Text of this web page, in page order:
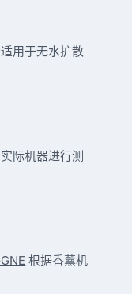
用于无水扩散
际机器进行测
根据香薰机